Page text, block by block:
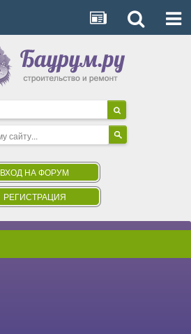
ВХОД НА ФОРУМ
РЕГИСТРАЦИЯ